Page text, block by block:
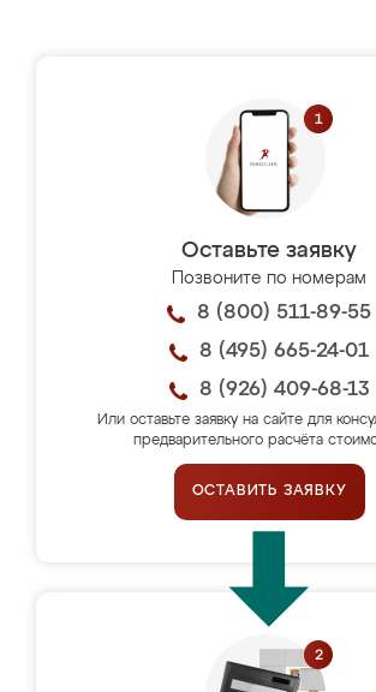
Оставьте заявку
Позвоните по номерам
8 (800) 511-89-55
8 (495) 665-24-01
8 (926) 409-68-13
Или оставьте заявку на сайте для
предварительного расчёта
ОСТАВИТЬ ЗАЯВКУ